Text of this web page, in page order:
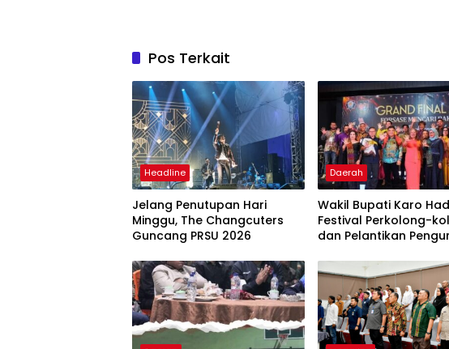
Pos Terkait
Headline
Jelang Penutupan Hari
Minggu, The Changcuters
Guncang PRSU 2026
Daerah
Wakil Bupati Karo
Festival Perkolong-
dan Pelantikan